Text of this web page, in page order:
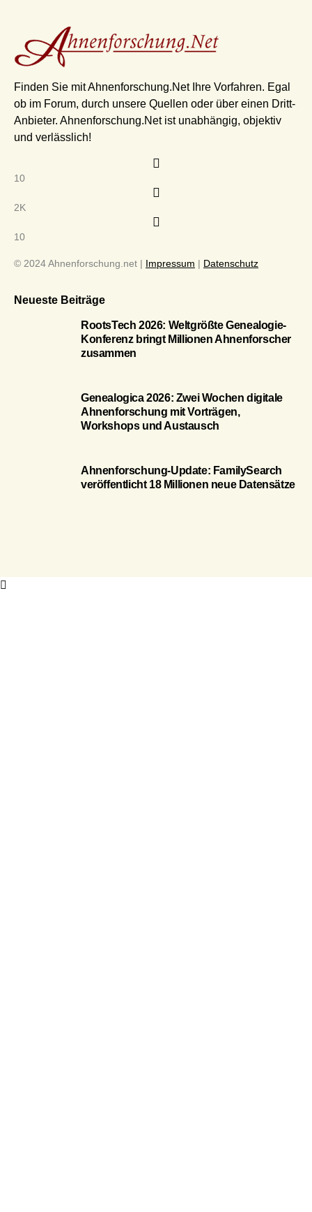
Finden Sie mit Ahnenforschung.Net Ihre Vorfahren. Egal
ob im Forum, durch unsere Quellen oder über einen Dritt-
Anbieter. Ahnenforschung.Net ist unabhängig, objektiv
und verlässlich!
10
2K
10
© 2024 Ahnenforschung.net | Impressum | Datenschutz
Neueste Beiträge
RootsTech 2026: Weltgrößte Genealogie-
Konferenz bringt Millionen Ahnenforscher
zusammen
Genealogica 2026: Zwei Wochen digitale
Ahnenforschung mit Vorträgen,
Workshops und Austausch
Ahnenforschung-Update: FamilySearch
veröffentlicht 18 Millionen neue Datensätze